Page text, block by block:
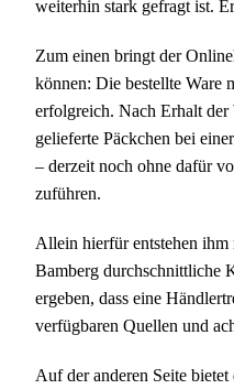
weiterhin stark gefragt ist.
Zum einen bringt der
können: Die bestellte Ware
erfolgreich. Nach Erhalt der
gelieferte Päckchen bei
– derzeit noch ohne dafür
zuführen.
Allein hierfür entstehen ihm
Bamberg durchschnittliche
ergeben, dass eine
verfügbaren Quellen und
Auf der anderen Seite